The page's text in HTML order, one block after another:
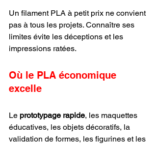
Un filament PLA à petit prix ne convient
pas à tous les projets. Connaître ses
limites évite les déceptions et les
impressions ratées.
Où le PLA économique
excelle
Le prototypage rapide, les maquettes
éducatives, les objets décoratifs, la
validation de formes, les figurines et les